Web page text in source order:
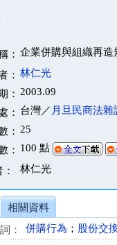
： 企業併購與組織再造
： 林仁光
： 2003.09
： 台灣／ 月旦民商法雜
25
： 100 點
林仁光
相關資料
：
併購行為 ； 股份交